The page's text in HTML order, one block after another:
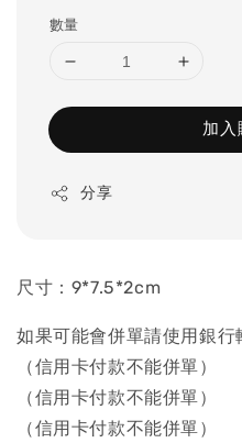
數量
加入
分享
尺寸：9*7.5*2cm
如果可能會併單請使用銀行
（信用卡付款不能併單）
（信用卡付款不能併單）
（信用卡付款不能併單）